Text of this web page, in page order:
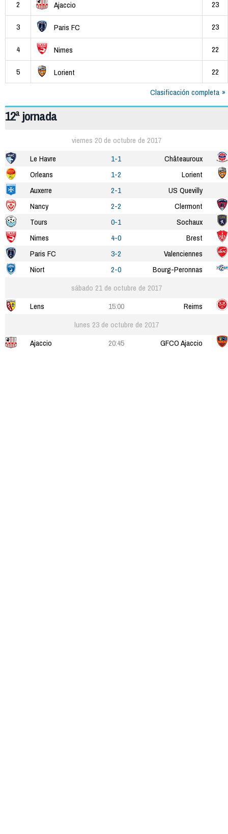
2 Ajaccio 23
3 Paris FC 23
4 Nimes 22
5 Lorient
22
Clasificación completa
12ª jornada
viernes 20 de octubre de 2017
Le Havre
1-1
Châteauroux
Orleans
1-2
Lorient
Auxerre
2-1
US Quevilly
Nancy
2-2
Clermont
Tours
0-1
Sochaux
Nimes
4-0
Brest
Paris FC
3-2
Valenciennes
Niort
2-0
Bourg-Peronnas
sábado 21 de octubre de 2017
Lens
15:00
Reims
lunes 23 de octubre de 2017
Ajaccio
20:45 GFCO Ajaccio